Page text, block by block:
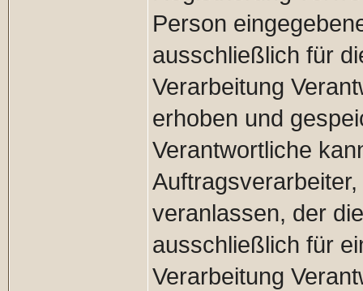
Person
ausschließlich für
Verarbeitung
erhoben und
Verantwortliche
veranlassen, der
ausschließlich für
Verarbeitung